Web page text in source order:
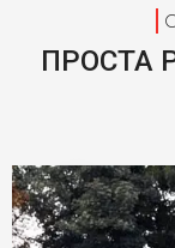
ПРОСТА